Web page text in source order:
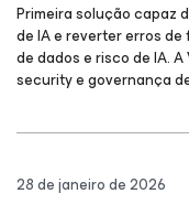
Primeira solução capaz
de IA e reverter erros
de dados e risco de IA.
security e governança
28 de janeiro de 2026